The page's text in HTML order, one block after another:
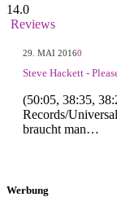
14.0
Reviews
29. MAI 20160
Steve Hackett -
(50:05, 38:35,
Records/
braucht man…
Werbung